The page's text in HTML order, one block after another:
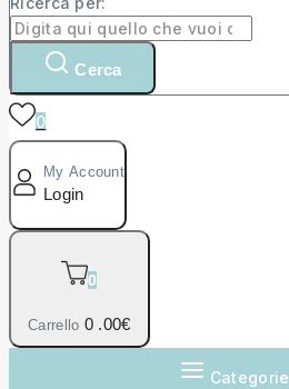
Cerca
0
My Account
Login
0
Carrello 0 .00€
Categorie